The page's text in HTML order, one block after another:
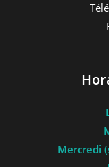
Mercredi